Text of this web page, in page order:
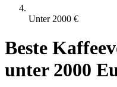
Unter 2000 €
Beste
unter 2000